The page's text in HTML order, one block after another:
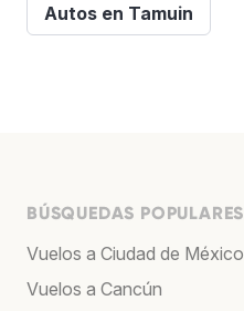
Autos en Tamuin
BÚSQUEDAS POPULARES
Vuelos a Ciudad de México
Vuelos a Cancún